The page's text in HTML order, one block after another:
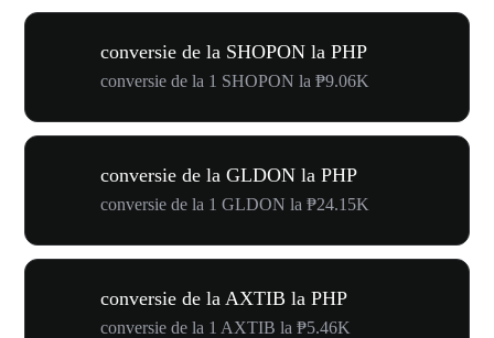
conversie de la SHOPON la PHP
conversie de la 1 SHOPON la ₱9.06K
conversie de la GLDON la PHP
conversie de la 1 GLDON la ₱24.15K
conversie de la AXTIB la PHP
conversie de la 1 AXTIB la ₱5.46K